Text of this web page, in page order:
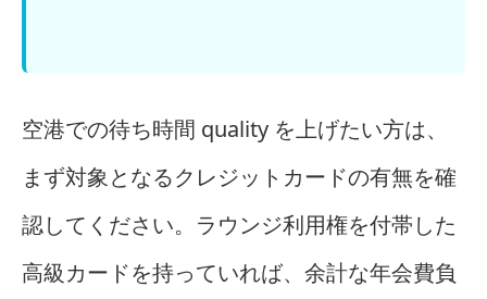
空港での待ち時間 quality を上げたい方は、
まず対象となるクレジットカードの有無を確
認してください。ラウンジ利用権を付帯した
高級カードを持っていれば、余計な年会費負